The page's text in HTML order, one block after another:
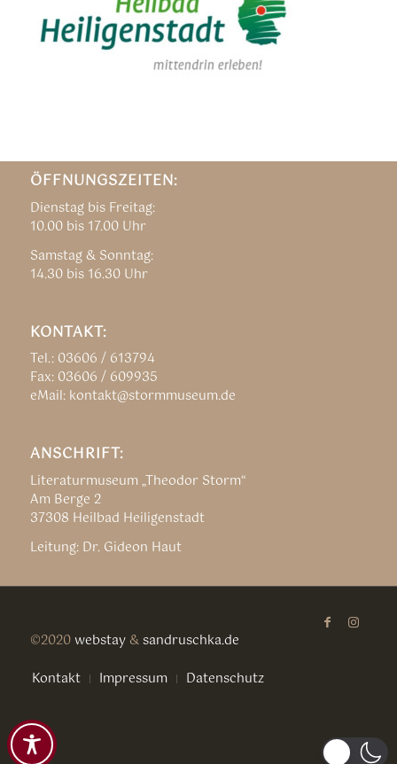
ÖFFNUNGSZEITEN:
Dienstag bis Freitag:
10.00 bis 17.00 Uhr
Samstag & Sonntag:
14.30 bis 16.30 Uhr
KONTAKT:
Tel.: 03606 / 613794
Fax: 03606 / 609935
eMail: kontakt@stormmuseum.de
ANSCHRIFT:
Literaturmuseum „Theodor Storm“
Am Berge 2
37308 Heilbad Heiligenstadt
Leitung: Dr. Gideon Haut
©2020 webstay&sandruschka.de
Kontakt
Impressum Datenschutz